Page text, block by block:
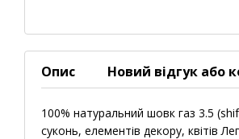
Опис Новий відгук або
100% натуральний шовк газ 3.5
суконь, елементів декору, квітів